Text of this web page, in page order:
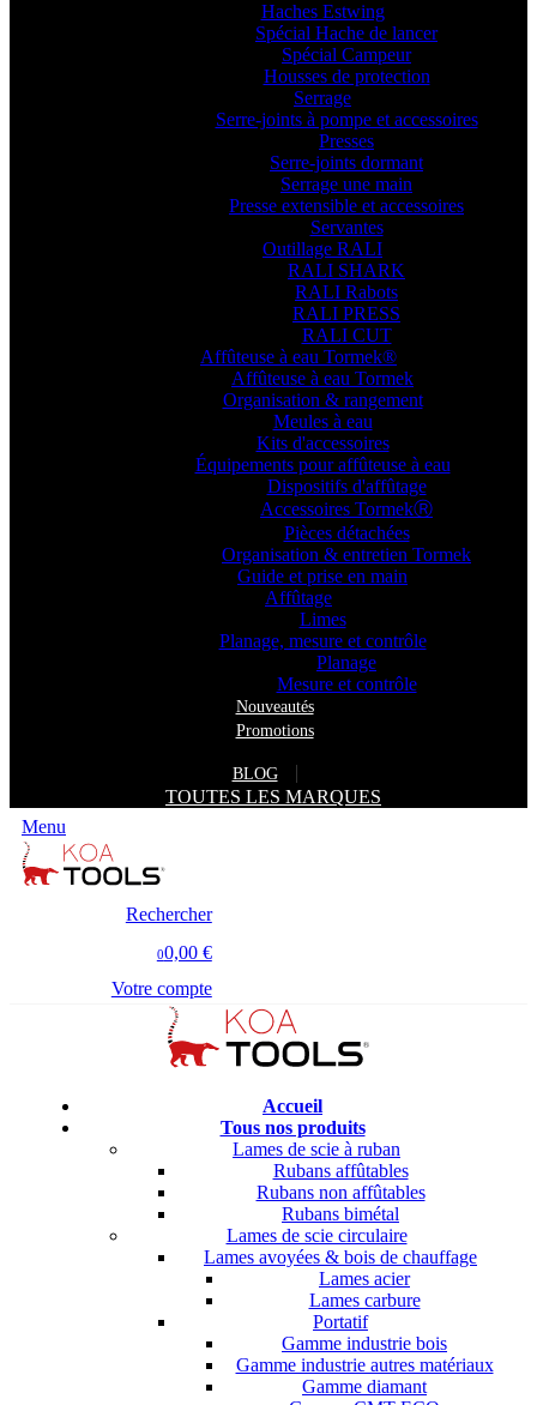
Haches Estwing
Spécial Hache de lancer
Spécial Campeur
Housses de protection
Serrage
Serre-joints à pompe et accessoires
Presses
Serre-joints dormant
Serrage une main
Presse extensible et accessoires
Servantes
Outillage RALI
RALI SHARK
RALI Rabots
RALI PRESS
RALI CUT
Affûteuse à eau Tormek®
Affûteuse à eau Tormek
Organisation & rangement
Meules à eau
Kits d'accessoires
Équipements pour affûteuse à eau
Dispositifs d'affûtage
Accessoires TormekⓇ
Pièces détachées
Organisation & entretien Tormek
Guide et prise en main
Affûtage
Limes
Planage, mesure et contrôle
Planage
Mesure et contrôle
Nouveautés
Promotions
BLOG
TOUTES LES MARQUES
Menu
Rechercher
00,00 €
Votre compte
Accueil
Tous nos produits
Lames de scie à ruban
Rubans affûtables
Rubans non affûtables
Rubans bimétal
Lames de scie circulaire
Lames avoyées & bois de chauffage
Lames acier
Lames carbure
Portatif
Gamme industrie bois
Gamme industrie autres matériaux
Gamme diamant